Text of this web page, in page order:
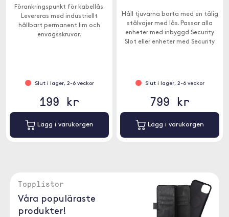
Förankringspunkt för kabellås.
Levereras med industriellt
hållbart permanent lim och
envägsskruvar.
Slut i lager, 2-6 veckor
199 kr
Lägg i varukorgen
Håll tjuvarna borta med en tålig
stålvajer med lås. Passar alla
enheter med inbyggd Security
Slot eller enheter med Security
Slut i lager, 2-6 veckor
799 kr
Lägg i varukorgen
Topplistor
Våra populäraste
produkter!